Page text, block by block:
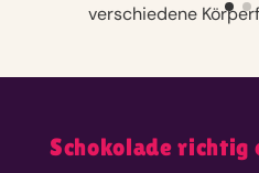
verschiedene
Schokolade richtig